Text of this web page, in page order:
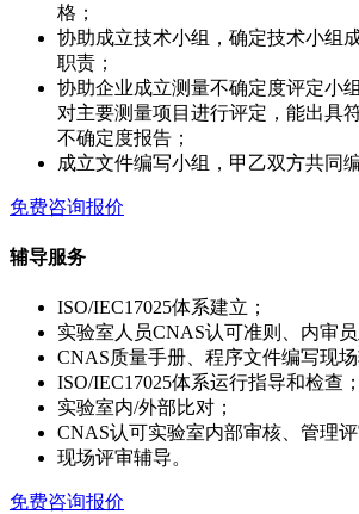
格；
协助成立技术小组，确定技术小组
职责；
协助企业成立测量不确定度评定小
对主要测量项目进行评定，能出具
不确定度报告；
成立文件编写小组，甲乙双方共同
免费咨询报价
辅导服务
ISO/IEC17025体系建立；
实验室人员CNAS认可准则、内审
CNAS质量手册、程序文件编写现
ISO/IEC17025体系运行指导和检查；
实验室内/外部比对；
CNAS认可实验室内部审核、管理评
现场评审辅导。
免费咨询报价